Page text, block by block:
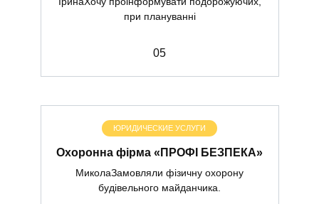
при плануванні
05
ЮРИДИЧЕСКИЕ УСЛУГИ
Охоронна фірма «ПРОФІ БЕЗПЕКА»
МиколаЗамовляли фізичну охорону
будівельного майданчика.